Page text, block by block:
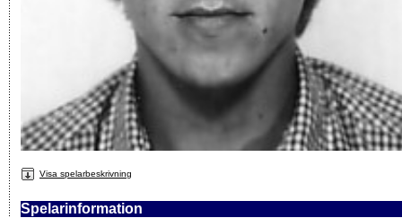
Visa spelarbeskrivning
Spelarinformation